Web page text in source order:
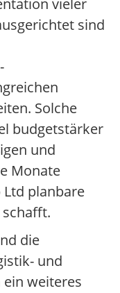
vieler
sind
Solche
budgetstärker
und
Monate
Ltd planbare
die
und
ein weiteres